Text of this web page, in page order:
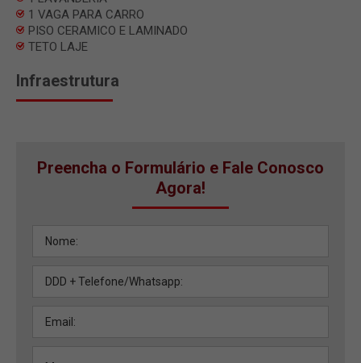
1 VAGA PARA CARRO
PISO CERAMICO E LAMINADO
TETO LAJE
Infraestrutura
Preencha o Formulário e Fale Conosco
Agora!